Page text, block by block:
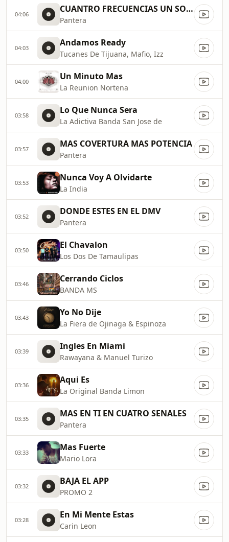
04:06 CUANTRO FRECUENCIAS UN SOLO RU
Pantera
04:03 Andamos Ready
Tucanes De Tijuana, Mafio, Izz
04:00 Un Minuto Mas
La Reunion Nortena
03:58 Lo Que Nunca Sera
La Adictiva Banda San Jose de
03:57 MAS COVERTURA MAS POTENCIA
Pantera
03:53 Nunca Voy A Olvidarte
La India
03:52 DONDE ESTES EN EL DMV
Pantera
03:50 El Chavalon
Los Dos De Tamaulipas
03:46 Cerrando Ciclos
BANDA MS
03:43 Yo No Dije
La Fiera de Ojinaga & Espinoza
03:39 Ingles En Miami
Rawayana & Manuel Turizo
03:36 Aqui Es
La Original Banda Limon
03:35 MAS EN TI EN CUATRO SENALES
Pantera
03:33 Mas Fuerte
Mario Lora
03:32 BAJA EL APP
PROMO 2
03:28 En Mi Mente Estas
Carin Leon